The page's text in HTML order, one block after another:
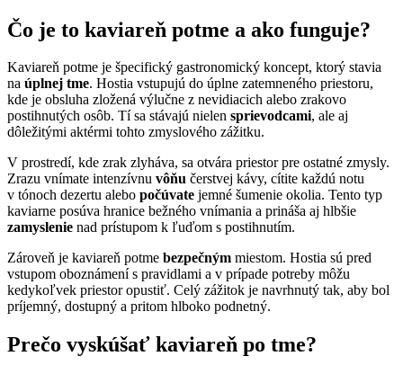
Čo je to kaviareň potme a ako funguje?
Kaviareň potme je špecifický gastronomický koncept, ktorý stavia
na úplnej tme. Hostia vstupujú do úplne zatemneného priestoru,
kde je obsluha zložená výlučne z nevidiacich alebo zrakovo
postihnutých osôb. Tí sa stávajú nielen sprievodcami, ale aj
dôležitými aktérmi tohto zmyslového zážitku.
V prostredí, kde zrak zlyháva, sa otvára priestor pre ostatné zmysly.
Zrazu vnímate intenzívnu vôňu čerstvej kávy, cítite každú notu
v tónoch dezertu alebo počúvate jemné šumenie okolia. Tento typ
kaviarne posúva hranice bežného vnímania a prináša aj hlbšie
zamyslenie nad prístupom k ľuďom s postihnutím.
Zároveň je kaviareň potme bezpečným miestom. Hostia sú pred
vstupom oboznámení s pravidlami a v prípade potreby môžu
kedykoľvek priestor opustiť. Celý zážitok je navrhnutý tak, aby bol
príjemný, dostupný a pritom hlboko podnetný.
Prečo vyskúšať kaviareň po tme?